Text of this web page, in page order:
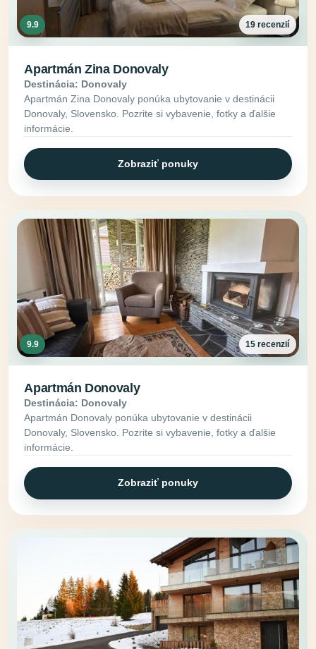
9.9 19 recenzií
Apartmán Zina Donovaly
Destinácia: Donovaly
Apartmán Zina Donovaly ponúka ubytovanie v destinácii
Donovaly, Slovensko. Pozrite si vybavenie, fotky a ďalšie
informácie.
Zobraziť ponuky
9.9 15 recenzií
Apartmán Donovaly
Destinácia: Donovaly
Apartmán Donovaly ponúka ubytovanie v destinácii
Donovaly, Slovensko. Pozrite si vybavenie, fotky a ďalšie
informácie.
Zobraziť ponuky